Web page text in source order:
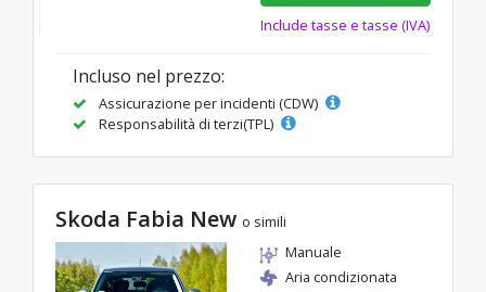
Include tasse e tasse (IVA)
Incluso nel prezzo:
Assicurazione per incidenti (CDW)
Responsabilità di terzi(TPL)
Skoda Fabia New o simili
Manuale
Aria condizionata